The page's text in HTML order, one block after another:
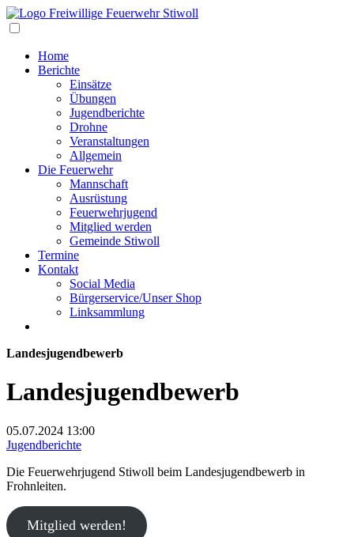
Home
Berichte
Einsätze
Übungen
Jugendberichte
Drohne
Veranstaltungen
Allgemein
Die Feuerwehr
Mannschaft
Ausrüstung
Feuerwehrjugend
Mitglied werden
Gemeinde Stiwoll
Termine
Kontakt
Social Media
Bürgerservice/Unser Shop
Linksammlung
Landesjugendbewerb
Landesjugendbewerb
05.07.2024 13:00
Jugendberichte
Die Feuerwehrjugend Stiwoll beim Landesjugendbewerb in
Frohnleiten.
Mitglied werden!